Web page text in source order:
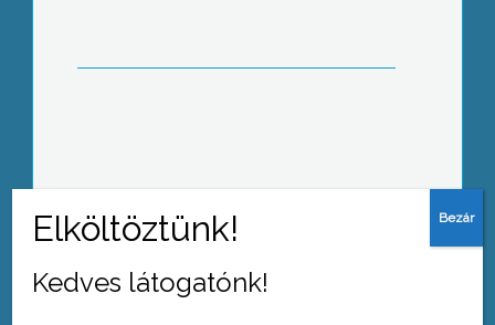
az Egererdő Zrt
Kedves látogatónk!